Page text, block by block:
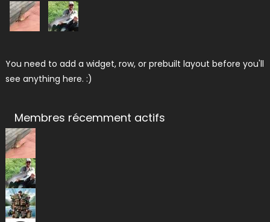
You need to add a widget, row, or prebuilt layout before you'll
see anything here. :)
Membres récemment actifs